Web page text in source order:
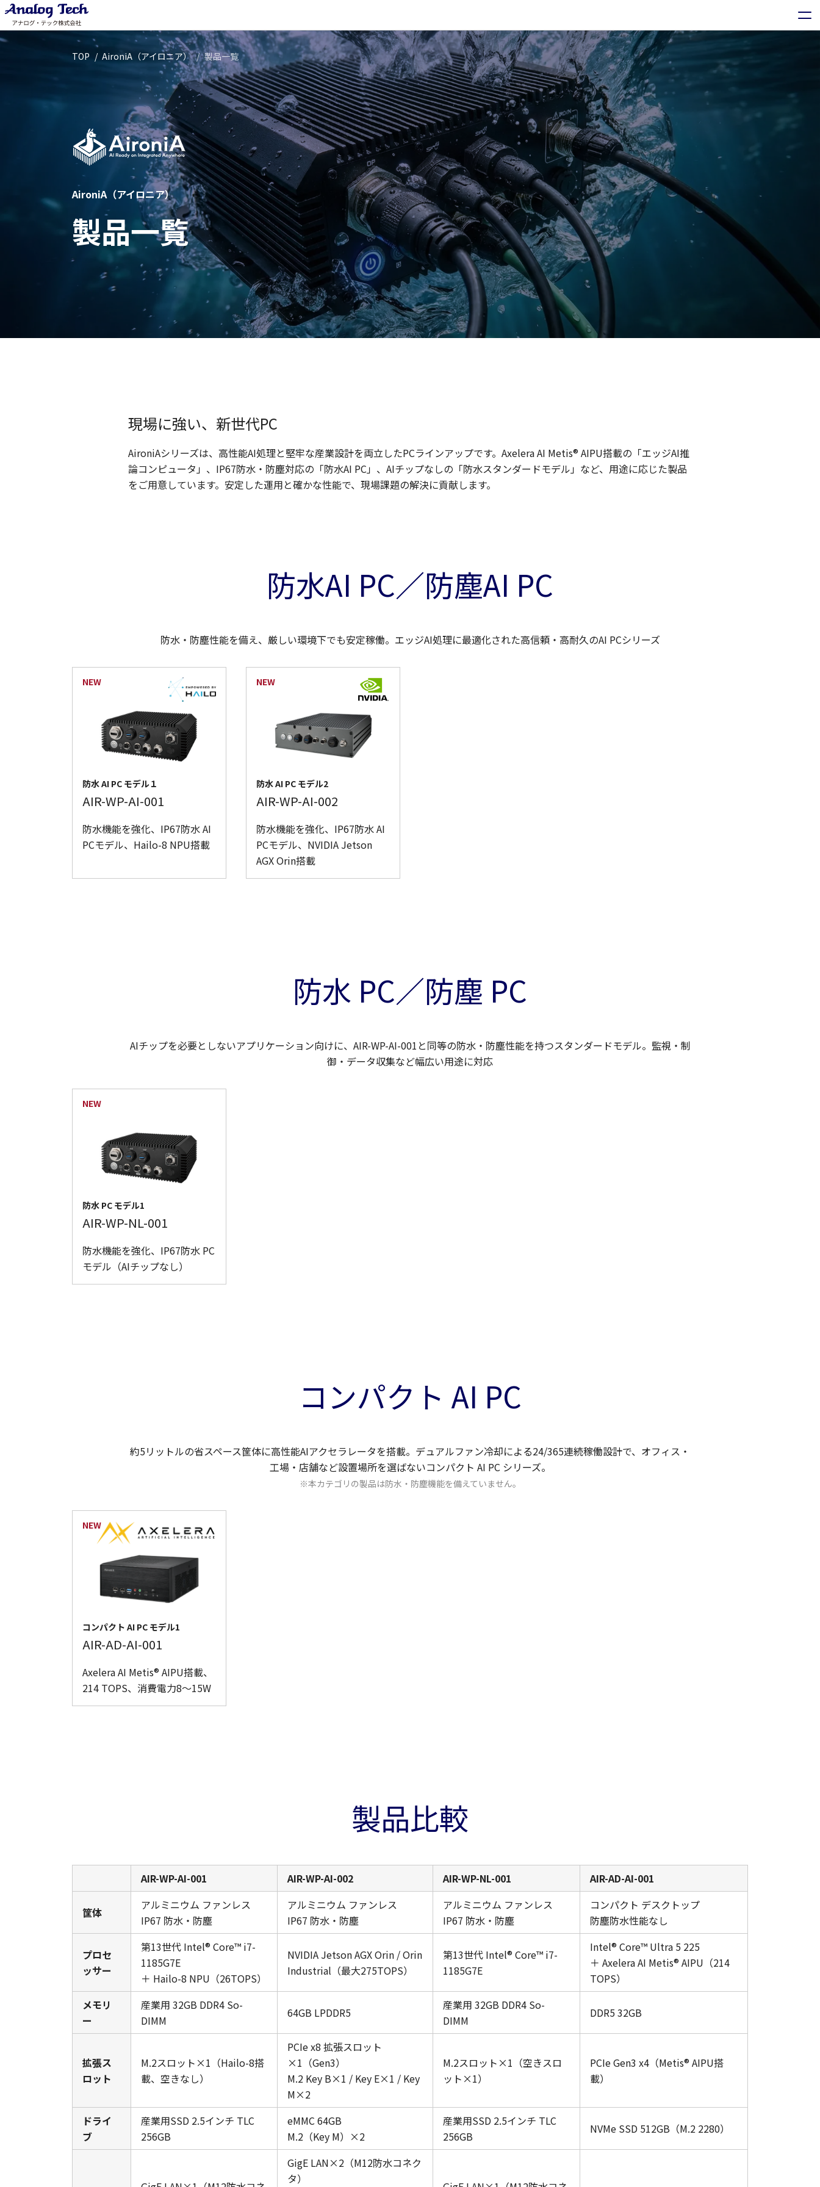
TOP AironiA（アイロニア） 製品一覧
AironiA（アイロニア）
製品一覧
現場に強い、新世代PC
AironiAシリーズは、高性能AI処理と堅牢な産業設計を両立したPCラインアップです。Axelera AI Metis® AIPU搭載の「エッジAI推
論コンピュータ」、IP67防水・防塵対応の「防水AI PC」、AIチップなしの「防水スタンダードモデル」など、用途に応じた製品
をご用意しています。安定した運用と確かな性能で、現場課題の解決に貢献します。
防水AI PC／防塵AI PC
防水・防塵性能を備え、厳しい環境下でも安定稼働。エッジAI処理に最適化された高信頼・高耐久のAI PCシリーズ
防水 AI PC モデル１
AIR-WP-AI-001
防水機能を強化、IP67防水 AI
PCモデル、Hailo-8 NPU搭載
防水 AI PC モデル2
AIR-WP-AI-002
防水機能を強化、IP67防水 AI
PCモデル、NVIDIA Jetson
AGX Orin搭載
防水 PC／防塵 PC
AIチップを必要としないアプリケーション向けに、AIR-WP-AI-001と同等の防水・防塵性能を持つスタンダードモデル。監視・制
御・データ収集など幅広い用途に対応
防水 PC モデル1
AIR-WP-NL-001
防水機能を強化、IP67防水 PC
モデル（AIチップなし）
コンパクト AI PC
約5リットルの省スペース筐体に高性能AIアクセラレータを搭載。デュアルファン冷却による24/365連続稼働設計で、オフィス・
工場・店舗など設置場所を選ばないコンパクト AI PC シリーズ。
※本カテゴリの製品は防水・防塵機能を備えていません。
コンパクト AI PC モデル1
AIR-AD-AI-001
Axelera AI Metis® AIPU搭載、
214 TOPS、消費電力8〜15W
製品比較
AIR-WP-AI-001 AIR-WP-AI-002 AIR-WP-NL-001 AIR-AD-AI-001
筐体
アルミニウム ファンレス
IP67 防水・防塵
アルミニウム ファンレス
IP67 防水・防塵
アルミニウム ファンレス
IP67 防水・防塵
コンパクト デスクトップ
防塵防水性能なし
プロセ
ッサー
第13世代 Intel® Core™ i7-
1185G7E
＋ Hailo-8 NPU（26TOPS）
NVIDIA Jetson AGX Orin / Orin
Industrial（最大275TOPS）
第13世代 Intel® Core™ i7-
1185G7E
Intel® Core™ Ultra 5 225
＋ Axelera AI Metis® AIPU（214
TOPS）
メモリ
ー
産業用 32GB DDR4 So-
DIMM
64GB LPDDR5
産業用 32GB DDR4 So-
DIMM
DDR5 32GB
拡張ス
ロット
M.2スロット×1（Hailo-8搭
載、空きなし）
PCIe x8 拡張スロット
×1（Gen3）
M.2 Key B×1 / Key E×1 / Key
M×2
M.2スロット×1（空きスロ
ット×1）
PCIe Gen3 x4（Metis® AIPU搭
載）
ドライ
ブ
産業用SSD 2.5インチ TLC
256GB
eMMC 64GB
M.2（Key M）×2
産業用SSD 2.5インチ TLC
256GB
NVMe SSD 512GB（M.2 2280）
GigE LAN×2（M12防水コネク
タ）